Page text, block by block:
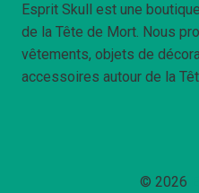
Esprit Skull est une
de la Tête de Mort. Nous
vêtements, objets de
accessoires autour de la
© 2026